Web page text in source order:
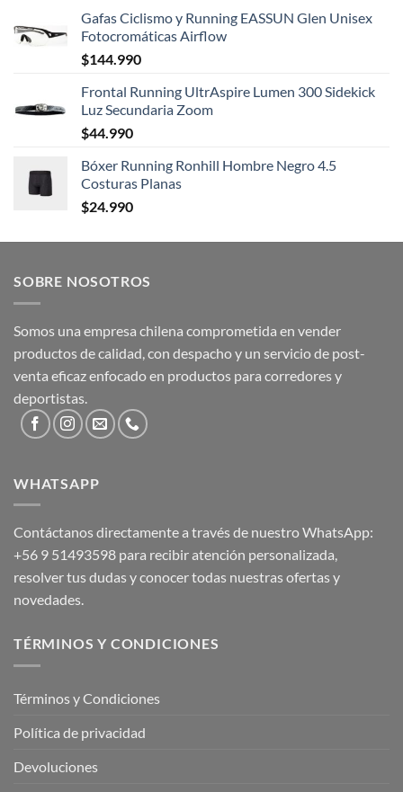
Gafas Ciclismo y Running EASSUN Glen Unisex
Fotocromáticas Airflow
$144.990
Frontal Running UltrAspire Lumen 300 Sidekick
Luz Secundaria Zoom
$44.990
Bóxer Running Ronhill Hombre Negro 4.5
Costuras Planas
$24.990
SOBRE NOSOTROS
Somos una empresa chilena comprometida en vender
productos de calidad, con despacho y un servicio de post-
venta eficaz enfocado en productos para corredores y
deportistas.
WHATSAPP
Contáctanos directamente a través de nuestro WhatsApp:
+56 9 51493598 para recibir atención personalizada,
resolver tus dudas y conocer todas nuestras ofertas y
novedades.
TÉRMINOS Y CONDICIONES
Términos y Condiciones
Política de privacidad
Devoluciones